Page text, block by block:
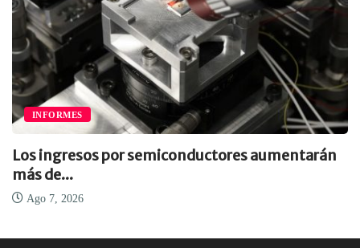
INFORMES
Los ingresos por semiconductores aumentarán
más de...
Ago 7, 2026